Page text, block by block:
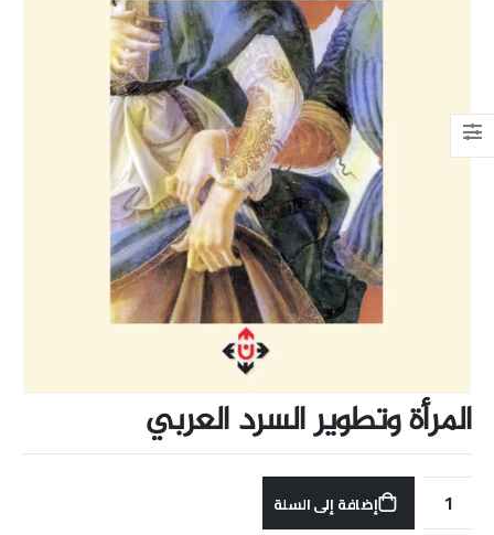
المرأة وتطوير السرد العربي
إضافة إلى السلة